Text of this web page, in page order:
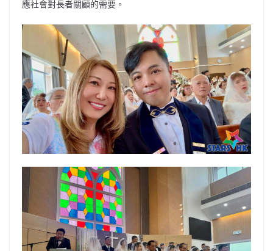
應社會對長者關顧的需要。